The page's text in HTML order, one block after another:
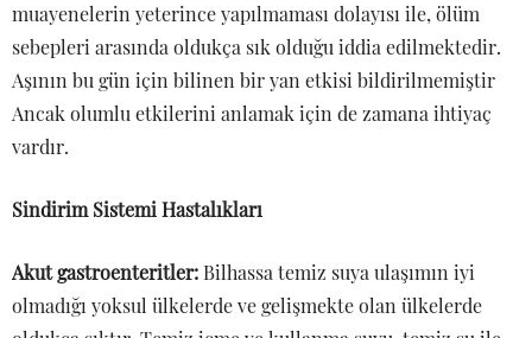
muayenelerin yeterince yapılmaması dolayısı ile, ölüm
sebepleri arasında oldukça sık olduğu iddia edilmektedir.
Aşının bu gün için bilinen bir yan etkisi bildirilmemiştir
Ancak olumlu etkilerini anlamak için de zamana ihtiyaç
vardır.
Sindirim Sistemi Hastalıkları
Akut gastroenteritler:Bilhassa temiz suya ulaşımın iyi
olmadığı yoksul ülkelerde ve gelişmekte olan ülkelerde